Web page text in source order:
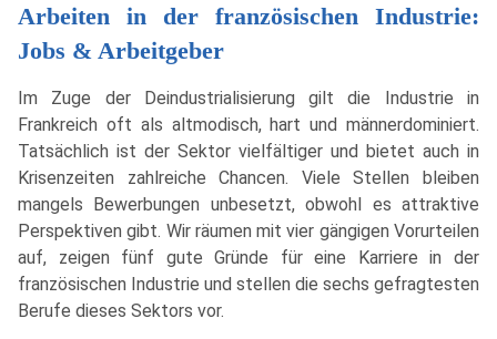
Arbeiten in der französischen Industrie:
Jobs & Arbeitgeber
Im Zuge der Deindustrialisierung gilt die Industrie in
Frankreich oft als altmodisch, hart und männerdominiert.
Tatsächlich ist der Sektor vielfältiger und bietet auch in
Krisenzeiten zahlreiche Chancen. Viele Stellen bleiben
mangels Bewerbungen unbesetzt, obwohl es attraktive
Perspektiven gibt. Wir räumen mit vier gängigen Vorurteilen
auf, zeigen fünf gute Gründe für eine Karriere in der
französischen Industrie und stellen die sechs gefragtesten
Berufe dieses Sektors vor.